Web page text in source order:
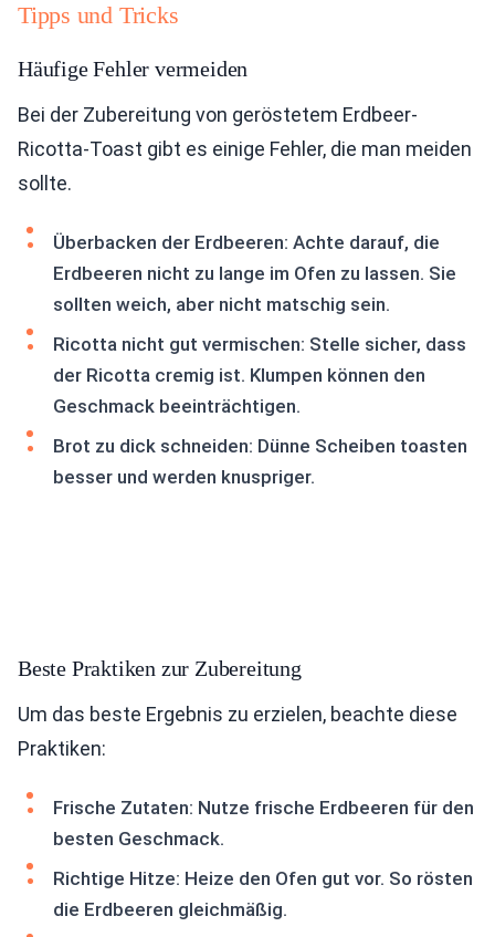
Tipps und Tricks
Häufige Fehler vermeiden
Bei der Zubereitung von geröstetem Erdbeer-
Ricotta-Toast gibt es einige Fehler, die man meiden
sollte.
Überbacken der Erdbeeren: Achte darauf, die
Erdbeeren nicht zu lange im Ofen zu lassen. Sie
sollten weich, aber nicht matschig sein.
Ricotta nicht gut vermischen: Stelle sicher, dass
der Ricotta cremig ist. Klumpen können den
Geschmack beeinträchtigen.
Brot zu dick schneiden: Dünne Scheiben toasten
besser und werden knuspriger.
Beste Praktiken zur Zubereitung
Um das beste Ergebnis zu erzielen, beachte diese
Praktiken:
Frische Zutaten: Nutze frische Erdbeeren für den
besten Geschmack.
Richtige Hitze: Heize den Ofen gut vor. So rösten
die Erdbeeren gleichmäßig.